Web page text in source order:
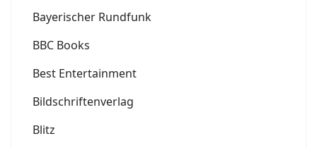
Bayerischer Rundfunk
BBC Books
Best Entertainment
Bildschriftenverlag
Blitz